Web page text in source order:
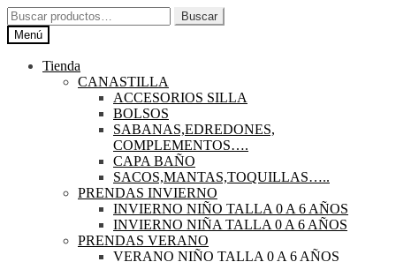
Ir
a
la
navegación
Ir
al
contenido
Buscar
por:
Buscar
Menú
Tienda
CANASTILLA
ACCESORIOS SILLA
BOLSOS
SABANAS,EDREDONES,
COMPLEMENTOS….
CAPA BAÑO
SACOS,MANTAS,TOQUILLAS…..
PRENDAS INVIERNO
INVIERNO NIÑO TALLA 0 A 6 AÑOS
INVIERNO NIÑA TALLA 0 A 6 AÑOS
PRENDAS VERANO
VERANO NIÑO TALLA 0 A 6 AÑOS